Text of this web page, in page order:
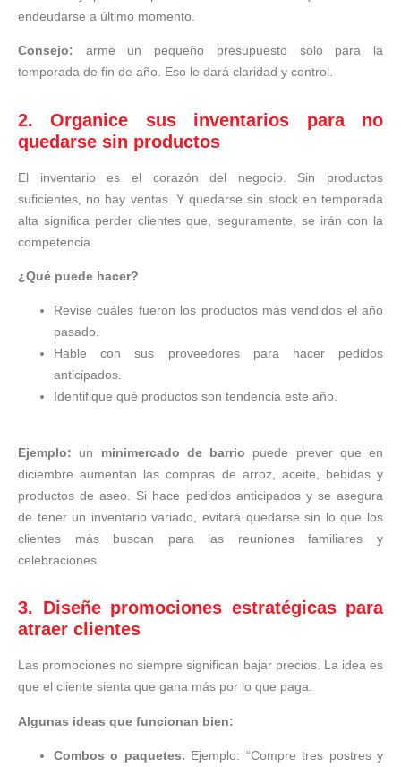
endeudarse a último momento.
Consejo: arme un pequeño presupuesto solo para la
temporada de fin de año. Eso le dará claridad y control.
2. Organice sus inventarios para no
quedarse sin productos
El inventario es el corazón del negocio. Sin productos
suficientes, no hay ventas. Y quedarse sin stock en temporada
alta significa perder clientes que, seguramente, se irán con la
competencia.
¿Qué puede hacer?
Revise cuáles fueron los productos más vendidos el año
pasado.
Hable con sus proveedores para hacer pedidos
anticipados.
Identifique qué productos son tendencia este año.
Ejemplo: un minimercado de barrio puede prever que en
diciembre aumentan las compras de arroz, aceite, bebidas y
productos de aseo. Si hace pedidos anticipados y se asegura
de tener un inventario variado, evitará quedarse sin lo que los
clientes más buscan para las reuniones familiares y
celebraciones.
3. Diseñe promociones estratégicas para
atraer clientes
Las promociones no siempre significan bajar precios. La idea es
que el cliente sienta que gana más por lo que paga.
Algunas ideas que funcionan bien:
Combos o paquetes. Ejemplo: “Compre tres postres y